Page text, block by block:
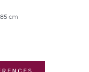
cm